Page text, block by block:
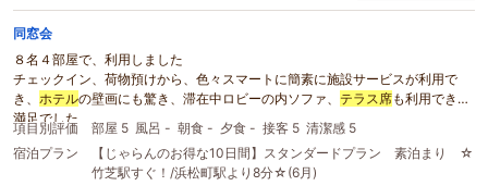
同窓会
８名４部屋で、利用しました
チェックイン、荷物預けから、色々スマートに簡素に施設サービスが利用で
き、 ホテルの壁画にも驚き、滞在中ロビーの内ソファ、 テラス席も利用できて
満足でした、
スタッフも、インバウンドが多い中、手際良かったです
海側の部屋が取れて、窓からの夕日、朝焼け、船の往来に癒やされました
また、駅から直ぐ、そしてコンビニが１階にあるのも満足、簡単な朝食にも皆
項目別評価 部屋 5 風呂 - 朝食 - 夕食 - 接客 5 清潔感 5
宿泊プラン
【じゃらんのお得な10日間】スタンダードプラン 素泊まり ☆
竹芝駅すぐ！/浜松町駅より8分☆(6月)